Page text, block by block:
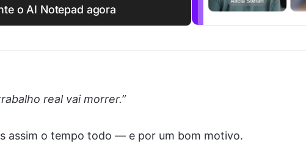
o AI Notepad agora
real vai morrer.”
assim o tempo todo — e por um bom motivo.